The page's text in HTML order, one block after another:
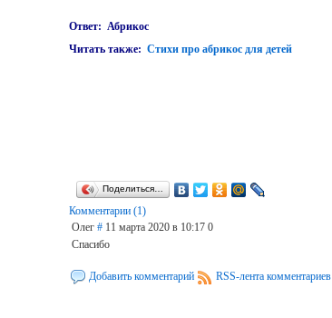
Ответ: Абрикос
Читать также:Стихи про абрикос для детей
Поделиться…
Комментарии (1)
Олег# 11 марта 2020 в 10:17 0
Спасибо
Добавить комментарий RSS-лента комментариев